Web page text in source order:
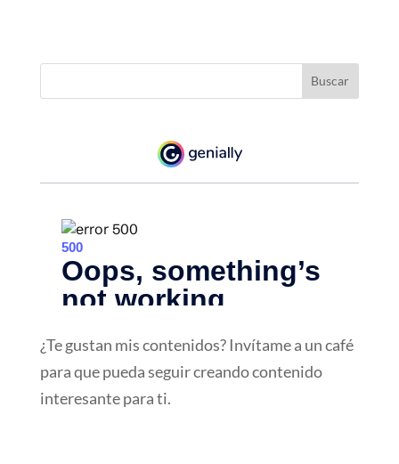
¿Te gustan mis contenidos? Invítame a un café
para que pueda seguir creando contenido
interesante para ti.